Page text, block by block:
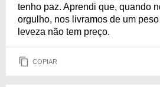
tenho paz. Aprendi que, quando
orgulho, nos livramos de um
leveza não tem preço.
COPIAR